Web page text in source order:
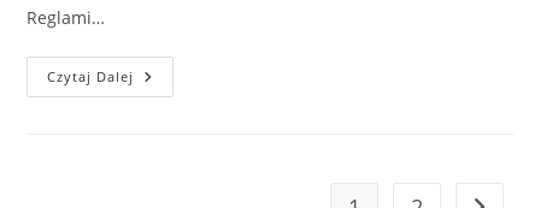
Reglami…
Czytaj Dalej 2025-
06-